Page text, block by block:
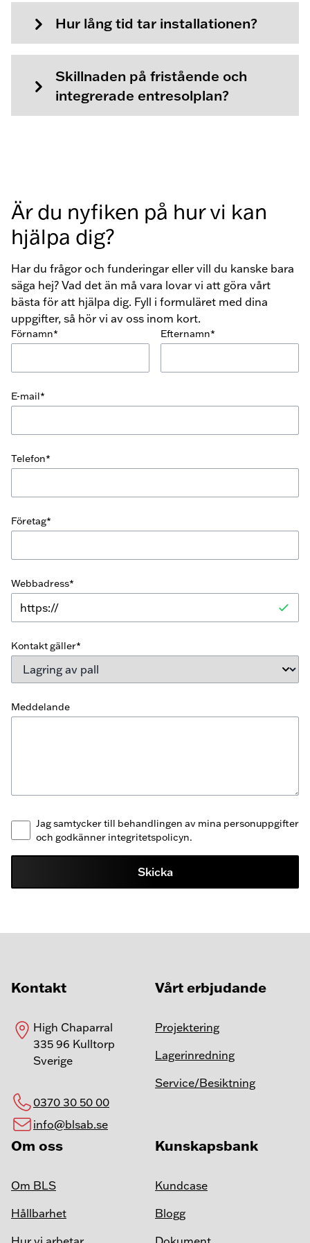
byggnadens utrymningsvägar, vilket i sin tur
kan kräva justeringar av brandskyddet.
Hur lång tid tar installationen?
Open question " Hur lång tid tar installationen?
Installationen varierar beroende på
projektets omfattning och komplexitet. För
en mer exakt tidsuppskattning kontakta
gärna oss!
Skillnaden på fristående och
integrerade entresolplan?
Open question "Skillnaden på fristående och
pallställ och delar bärande struktur, vilket
sparar plats men kräver noggrannare
planering.
Är du nyfiken på hur vi kan
hjälpa dig?
Har du frågor och funderingar eller vill du kanske bara
säga hej? Vad det än må vara lovar vi att göra vårt
bästa för att hjälpa dig. Fyll i formuläret med dina
uppgifter, så hör vi av oss inom kort.
Förnamn* Efternamn*
E-mail*
Telefon*
Företag*
Webbadress*
Kontakt gäller*
Meddelande
Jag samtycker till behandlingen av mina personuppgifter
och godkänner integritetspolicyn.
Skicka
Kontakt
High Chaparral
335 96 Kulltorp
Sverige
0370 30 50 00
info@blsab.se
Vårt erbjudande
Projektering
Lagerinredning
Service/Besiktning
Om oss
Om BLS
Hållbarhet
Kunskapsbank
Kundcase
Blogg